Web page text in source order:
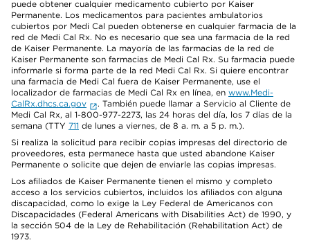
puede obtener cualquier medicamento cubierto por Kaiser
Permanente. Los medicamentos para pacientes ambulatorios
cubiertos por Medi Cal pueden obtenerse en cualquier farmacia de la
red de Medi Cal Rx. No es necesario que sea una farmacia de la red
de Kaiser Permanente. La mayoría de las farmacias de la red de
Kaiser Permanente son farmacias de Medi Cal Rx. Su farmacia puede
informarle si forma parte de la red Medi Cal Rx. Si quiere encontrar
una farmacia de Medi Cal fuera de Kaiser Permanente, use el
localizador de farmacias de Medi Cal Rx en línea, en www.Medi-
CalRx.dhcs.ca.gov
. También puede llamar a Servicio al Cliente de
Medi Cal Rx, al 1-800-977-2273, las 24 horas del día, los 7 días de la
semana (TTY 711 de lunes a viernes, de 8 a. m. a 5 p. m.).
Si realiza la solicitud para recibir copias impresas del directorio de
proveedores, esta permanece hasta que usted abandone Kaiser
Permanente o solicite que dejen de enviarle las copias impresas.
Los afiliados de Kaiser Permanente tienen el mismo y completo
acceso a los servicios cubiertos, incluidos los afiliados con alguna
discapacidad, como lo exige la Ley Federal de Americanos con
Discapacidades (Federal Americans with Disabilities Act) de 1990, y
la sección 504 de la Ley de Rehabilitación (Rehabilitation Act) de
1973.